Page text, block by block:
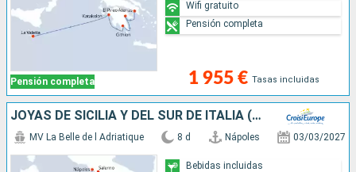
Pensión completa 1 955 € Tasas incluidas
Wifi gratuito
Pensión completa
JOYAS DE SICILIA Y DEL SUR DE ITALIA (FORMULA PUERTO/PUERTO)
MV La Belle de l Adriatique 8 d Nápoles 03/03/2027
Bebidas incluidas